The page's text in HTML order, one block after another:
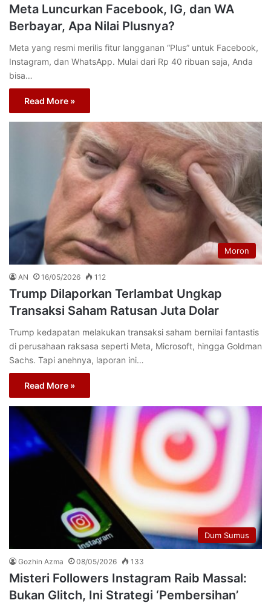
Meta Luncurkan Facebook, IG, dan WA
Berbayar, Apa Nilai Plusnya?
Meta yang resmi merilis fitur langganan “Plus” untuk Facebook,
Instagram, dan WhatsApp. Mulai dari Rp 40 ribuan saja, Anda
bisa…
Read More »
Moron
AN 16/05/2026 112
Trump Dilaporkan Terlambat Ungkap
Transaksi Saham Ratusan Juta Dolar
Trump kedapatan melakukan transaksi saham bernilai fantastis
di perusahaan raksasa seperti Meta, Microsoft, hingga Goldman
Sachs. Tapi anehnya, laporan ini…
Read More »
Dum Sumus
Gozhin Azma 08/05/2026 133
Misteri Followers Instagram Raib Massal:
Bukan Glitch, Ini Strategi ‘Pembersihan’